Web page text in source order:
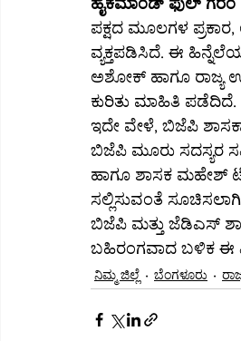
ಹೈಕಮಾಂಡ್ ಫುಲ್ ಗರಂ
ಪಕ್ಷದ ಮೂಲಗಳ
ವ್ಯಕ್ತಪಡಿಸಿದೆ. ಈ
ಅಶೋಕ್ ಹಾಗೂ ರಾಜ್ಯ
ಕುರಿತು ಮಾಹಿತಿ ಪಡೆದಿದೆ.
ಇದೇ ವೇಳೆ, ಬಿಜೆಪಿ
ಬಿಜೆಪಿ ಮೂರು ಸದಸ್ಯರ
ಹಾಗೂ ಶಾಸಕ ಮಹೇಶ್
ಸಲ್ಲಿಸುವಂತೆ
ಬಿಜೆಪಿ ಮತ್ತು ಜೆಡಿಎಸ್
ಬಹಿರಂಗವಾದ ಬಳಿಕ ಈ
ನಿಮ್ಮ ಜಿಲ್ಲೆ ಬೆಂಗಳೂರು